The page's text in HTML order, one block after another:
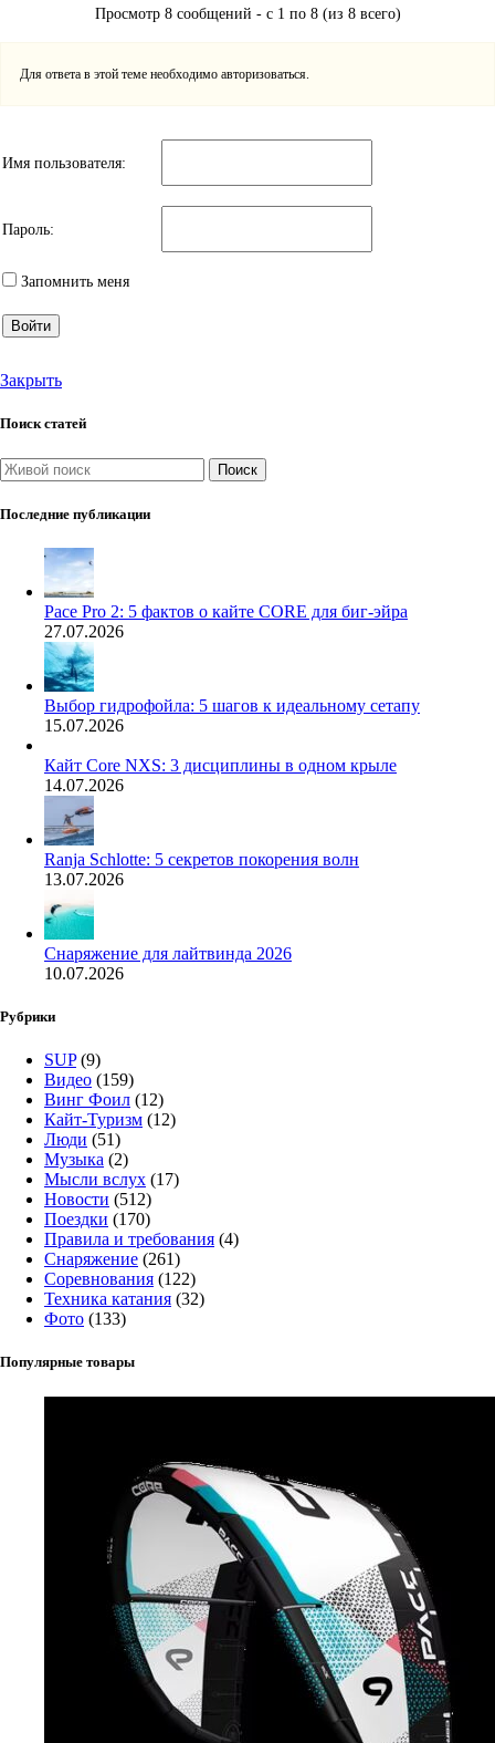
Просмотр 8 сообщений - с 1 по 8 (из 8 всего)
Для ответа в этой теме необходимо авторизоваться.
Имя пользователя:
Пароль:
Запомнить меня
Войти
Закрыть
Поиск статей
Поиск
Последние публикации
Pace Pro 2: 5 фактов о кайте CORE для биг-эйра
27.07.2026
Выбор гидрофойла: 5 шагов к идеальному сетапу
15.07.2026
Кайт Core NXS: 3 дисциплины в одном крыле
14.07.2026
Ranja Schlotte: 5 секретов покорения волн
13.07.2026
Снаряжение для лайтвинда 2026
10.07.2026
Рубрики
SUP(9)
Видео (159)
Винг Фоил (12)
Кайт-Туризм (12)
Люди (51)
Музыка (2)
Мысли вслух (17)
Новости (512)
Поездки (170)
Правила и требования (4)
Снаряжение (261)
Соревнования (122)
Техника катания (32)
Фото (133)
Популярные товары